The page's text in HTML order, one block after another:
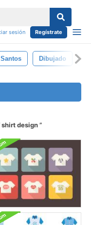
sesión Regístrate
Dibujado
shirt design